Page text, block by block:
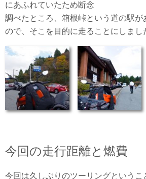
にあふれていたため断念
調べたところ、箱根峠という道の駅が
ので、そこを目的に走ることにしまし
今回の走行距離と燃費
今回は久しぶりのツーリングというこ